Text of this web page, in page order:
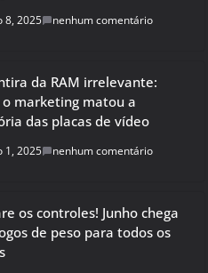
8, 2025 nenhum comentário
da RAM irrelevante:
o marketing matou a
das placas de vídeo
1, 2025 nenhum comentário
os controles! Junho chega
de peso para todos os